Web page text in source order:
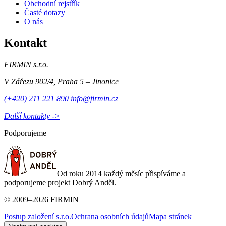
Obchodní rejstřík
Časté dotazy
O nás
Kontakt
FIRMIN s.r.o.
V Zářezu 902/4 Praha 5 – Jinonice
(+420) 211 221 890|info@firmin.cz
Další kontakty ->
Podporujeme
Od roku 2014 každý měsíc přispíváme a
podporujeme projekt Dobrý Anděl.
© 2009–2026 FIRMIN
Postup založení s.r.o.Ochrana osobních údajůMapa stránek